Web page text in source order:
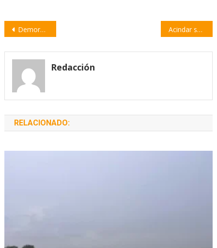
Navegación
entradas
Demoras en la Ruta 21 por un nuevo corte de la UOCRA en el acceso a la planta de Acindar Acindar se mantiene firme: «El accionar de los miembros de la UOCRA es un delito»
Redacción
RELACIONADO: